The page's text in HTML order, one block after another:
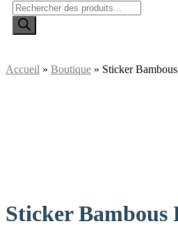
Recherche
de
Accueil » Boutique » Sticker
Sticker Bambous